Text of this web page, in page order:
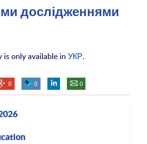
дослідженнями
is only available inУКР.
0 0 0